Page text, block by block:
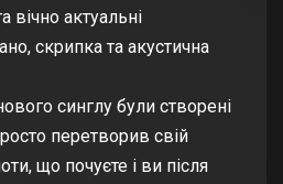
вічно актуальні
скрипка та акустична
синглу були створені
перетворив свій
що почуєте і ви після